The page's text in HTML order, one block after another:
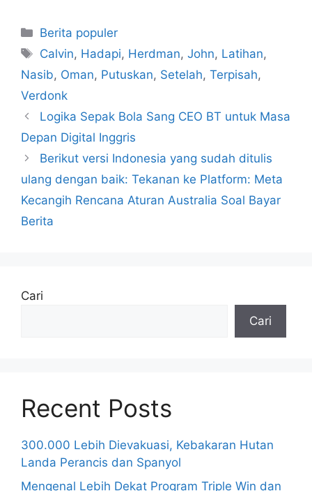
Kategori
Berita populer
Tag
Calvin, Hadapi, Herdman,John, Latihan,
Nasib, Oman, Putuskan, Setelah, Terpisah,
Verdonk
Logika Sepak Bola Sang CEO BT untuk Masa
Depan Digital Inggris
Berikut versi Indonesia yang sudah ditulis
ulang dengan baik: Tekanan ke Platform: Meta
Kecangih Rencana Aturan Australia Soal Bayar
Berita
Cari
Cari
Recent Posts
300.000 Lebih Dievakuasi, Kebakaran Hutan
Landa Perancis dan Spanyol
Mengenal Lebih Dekat Program Triple Win dan